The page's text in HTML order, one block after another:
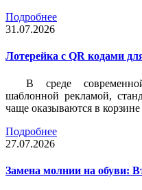
Подробнее
31.07.2026
Лотерейка c QR кодами
В среде
шаблонной рекламой,
чаще оказываются в корзине
Подробнее
27.07.2026
Замена молнии на обуви: